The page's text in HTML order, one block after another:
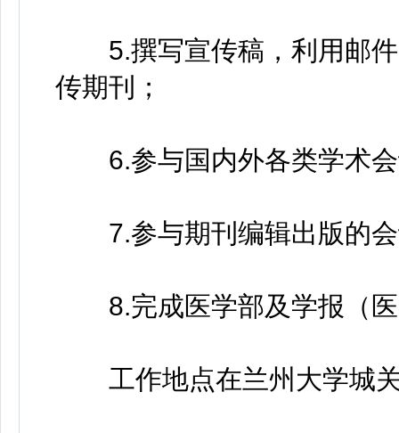
5.撰写宣传稿，利用邮件
传期刊；
6.参与国内外各类学术会
7.参与期刊编辑出版的会
8.完成医学部及学报（医
工作地点在兰州大学城关